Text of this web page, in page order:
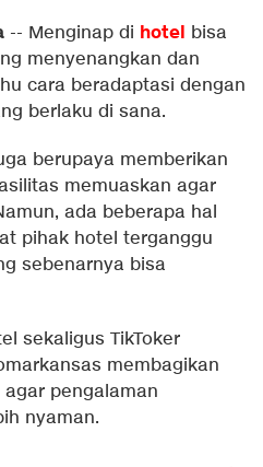
-- Menginap di hotel bisa
menyenangkan dan
cara beradaptasi dengan
berlaku di sana.
berupaya memberikan
memuaskan agar
ada beberapa hal
pihak hotel terganggu
sebenarnya bisa
sekaligus TikToker
membagikan
pengalaman
nyaman.